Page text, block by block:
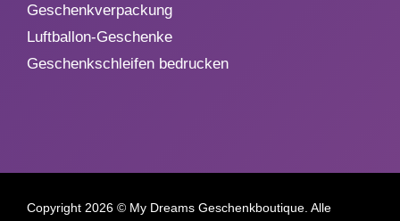
Geschenkverpackung
Luftballon-Geschenke
Geschenkschleifen bedrucken
Copyright 2026 © My Dreams Geschenkboutique. Alle